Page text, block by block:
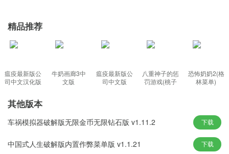
选择你最喜欢的角色发起一场战斗，享受独特的方法来围攻英雄人
物，
充满激情的动画人物正在争相进入这个竞技场。更新你的反应速度
动画风格的背景音乐与角色的声音相结合，带来了身临其境的故事
和战斗体验。
精品推荐
瘟疫最新版公
司中文汉化版
牛奶画廊3中
文版
瘟疫最新版公
司中文版
八重神子的惩
罚游戏(桃子
恐怖奶奶2(格
林菜单)
其他版本
车祸模拟器破解版无限金币无限钻石版 v1.11.2 下载
中国式人生破解版内置作弊菜单版 v1.1.21 下载